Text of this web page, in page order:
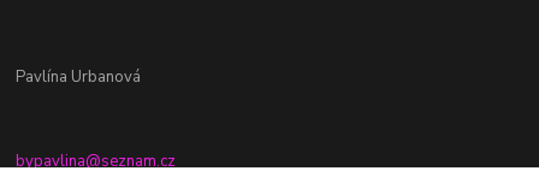
Pavlína Urbanová
bypavlina@seznam.cz